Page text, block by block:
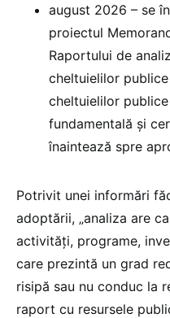
august 2026 – se
proiectul
Raportului de
cheltuielilor
cheltuielilor
fundamentală și
înaintează spre
Potrivit unei informări
adoptării, „analiza are
activități, programe,
care prezintă un grad
risipă sau nu conduc la
raport cu resursele